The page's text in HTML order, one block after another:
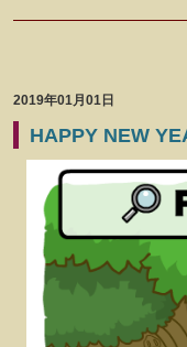
2019年01月01日
HAPPY NEW